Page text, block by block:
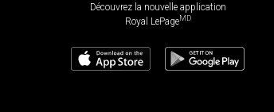
Découvrez la nouvelle application
Royal LePageMD